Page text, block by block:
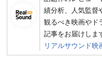
績分析、人気監督
観るべき映画やド
記事をお届けしま
リアルサウンド映